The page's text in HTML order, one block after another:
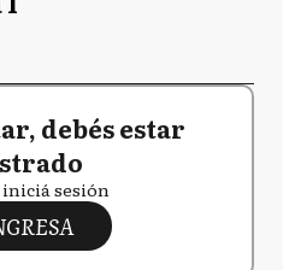
debés estar
sesión